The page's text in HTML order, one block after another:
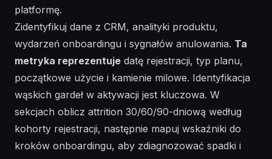
platformę.
Zidentyfikuj dane z CRM, analityki produktu,
wydarzeń onboardingu i sygnałów anulowania. Ta
metryka reprezentuje datę rejestracji, typ planu,
początkowe użycie i kamienie milowe. Identyfikacja
wąskich gardeł w aktywacji jest kluczowa. W
sekcjach oblicz attrition 30/60/90-dniową według
kohorty rejestracji, następnie mapuj wskaźniki do
kroków onboardingu, aby zdiagnozować spadki i